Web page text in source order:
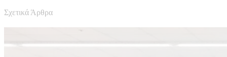
Σχετικά Άρθρα